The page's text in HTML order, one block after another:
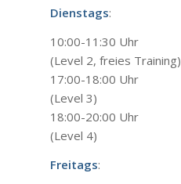
Dienstags:
10:00-11:30 Uhr
(Level 2, freies Training)
17:00-18:00 Uhr
(Level 3)
18:00-20:00 Uhr
(Level 4)
Freitags: